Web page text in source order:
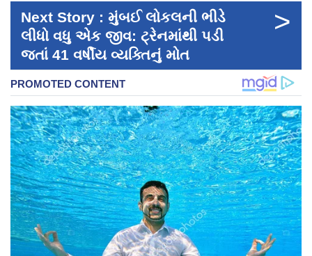
Next Story : મુંબઈ લોકલની ભીડે
લીધો વધુ એક જીવ: ટ્રેનમાંથી પડી
જતાં 41 વર્ષીય વ્યક્તિનું મોત
>